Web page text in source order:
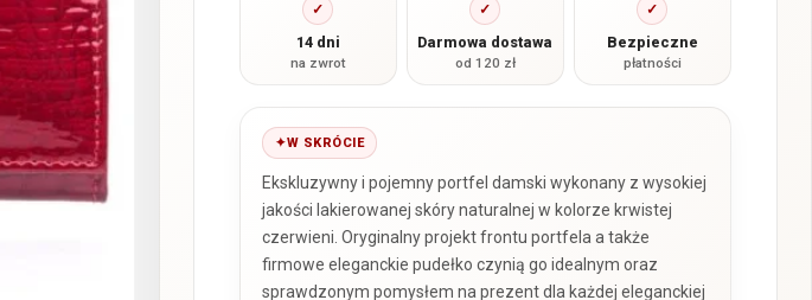
✓
14 dni
na zwrot
✓
Darmowa dostawa
od 120 zł
✓
Bezpieczne
płatności
W SKRÓCIE
Ekskluzywny i pojemny portfel damski wykonany z wysokiej
jakości lakierowanej skóry naturalnej w kolorze krwistej
czerwieni. Oryginalny projekt frontu portfela a także
firmowe eleganckie pudełko czynią go idealnym oraz
sprawdzonym pomysłem na prezent dla każdej eleganckiej